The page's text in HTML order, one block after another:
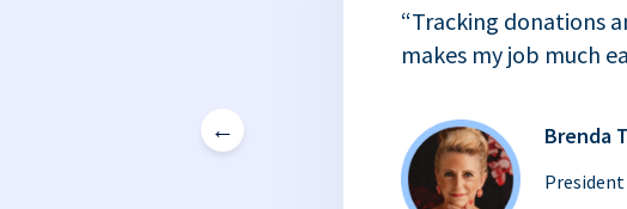
←
“Tracking donations
makes my job much
Brenda